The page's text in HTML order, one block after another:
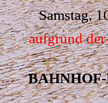
Samstag,
aufgrund